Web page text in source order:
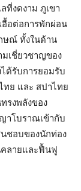
ที่งดงาม ภูเขา
อื้อต่อการพักผ่อน
ษณ์ ทั้งในด้าน
เชี่ยวชาญของ
ด้รับการยอมรับ
ทย และ สปาไทย
รงพลังของ
าโบราณเข้ากับ
ชอบของนักท่อง
คลายและฟื้นฟู